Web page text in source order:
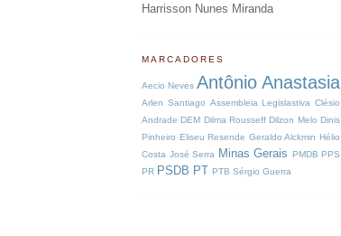
Harrisson Nunes Miranda
MARCADORES
Aecio Neves Antônio Anastasia
Arlen Santiago Assembleia Legislastiva Clésio
Andrade DEM Dilma Rousseff Dilzon Melo Dinis
Pinheiro Eliseu Resende Geraldo Alckmin Hélio
Costa José Serra Minas Gerais PMDB PPS
PR PSDB PT PTB Sérgio Guerra